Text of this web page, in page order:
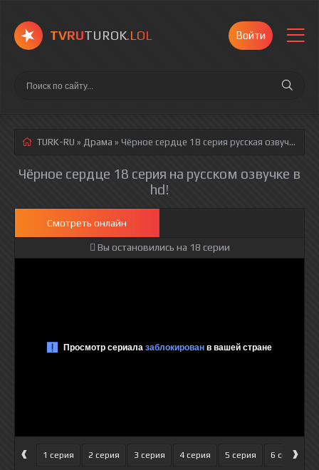
TVRUTUROK.LOL Войти
TURK-RU » Драма » Чёрное сердце 18 серия русская озвучка полностью смотреть онлайн!
Чёрное сердце 18 серия на русском озвучке в
hd!
Смотреть онлайн
Вы остановились на 18 серии
‹ 1 серия 2 серия 3 серия 4 серия 5 серия 6 серия
›